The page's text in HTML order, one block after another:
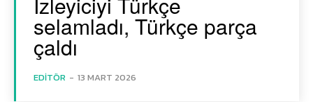
selamladı, Türkçe parça
çaldı
EDITÖR - 13 MART 2026